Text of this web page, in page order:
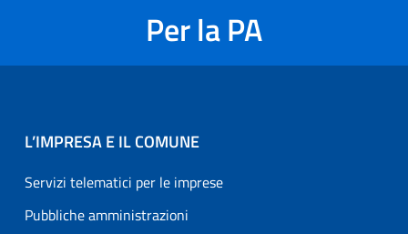
Per la PA
L’IMPRESA E IL COMUNE
Servizi telematici per le imprese
Pubbliche amministrazioni